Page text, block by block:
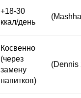
+18-30
ккал/день
Косвенно
(через
замену
напитков)
(Dennis